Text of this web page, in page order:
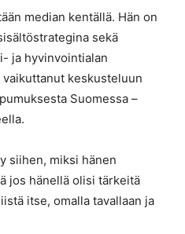
median kentällä. Hän on
sekä
ja hyvinvointialan
keskusteluun
Suomessa –
siihen, miksi hänen
jos hänellä olisi tärkeitä
itse, omalla tavallaan ja